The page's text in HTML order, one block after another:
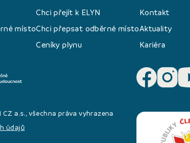
místo
Chci přejít k ELYN
Chci přepsat odběrné místo
Ceníky plynu
Kontakt
Aktuality
Kariéra
CZ a.s., všechna práva vyhrazena
údajů